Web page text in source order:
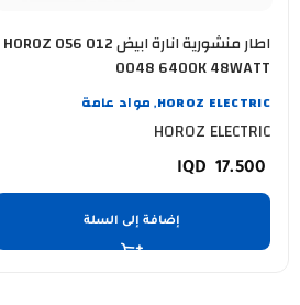
اطار منشورية انارة ابيض HOROZ 056 012
0048 6400K 48WATT
HOROZ ELECTRIC
, مواد عامة
HOROZ ELECTRIC
17.500
إضافة إلى السلة